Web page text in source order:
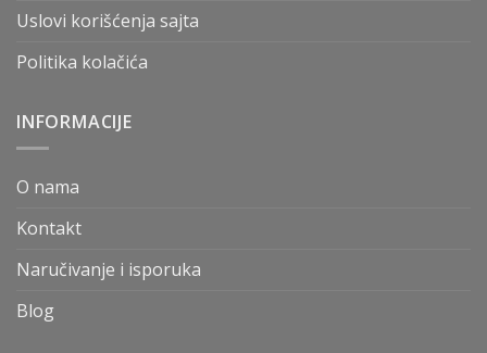
Uslovi korišćenja sajta
Politika kolačića
INFORMACIJE
O nama
Kontakt
Naručivanje i isporuka
Blog